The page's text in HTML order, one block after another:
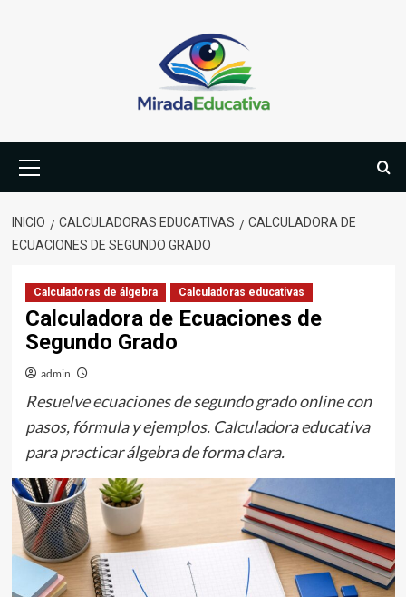
primario
INICIO CALCULADORAS EDUCATIVAS
CALCULADORA DE
ECUACIONES DE SEGUNDO GRADO
Calculadoras de álgebra Calculadoras educativas
Calculadora de Ecuaciones de
Segundo Grado
admin
Resuelve ecuaciones de segundo grado online con
pasos, fórmula y ejemplos. Calculadora educativa
para practicar álgebra de forma clara.